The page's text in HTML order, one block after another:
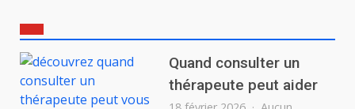
Quand consulter un
thérapeute peut aider